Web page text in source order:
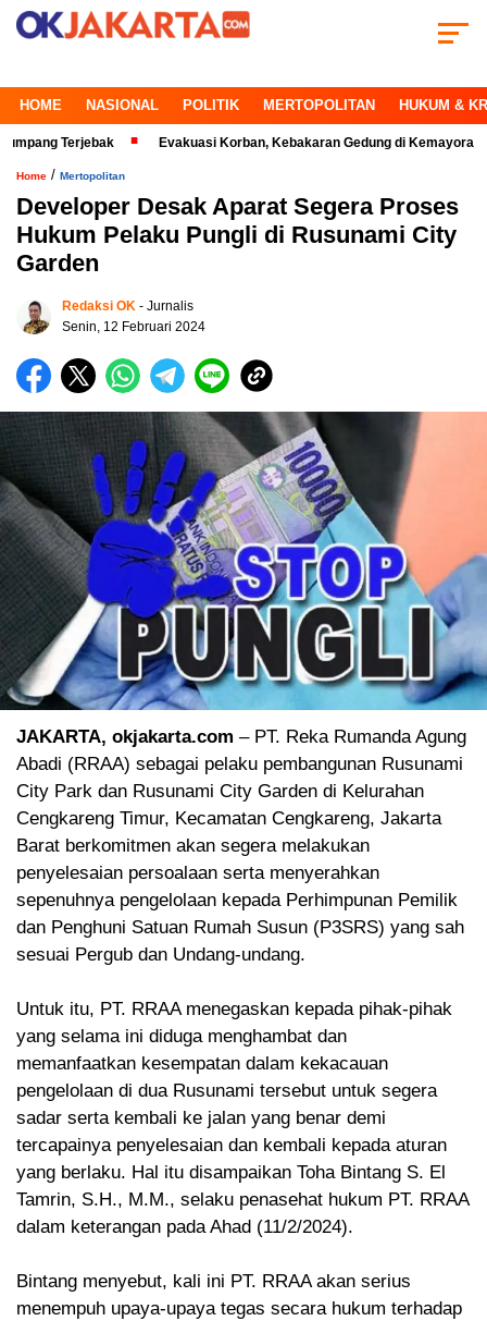
HOME NASIONAL POLITIK MERTOPOLITAN HUKUM &
Evakuasi Korban, Kebakaran Gedung di Kemayoran Makin
Home / Mertopolitan
Developer Desak Aparat Segera Proses
Hukum Pelaku Pungli di Rusunami City
Garden
Redaksi OK - Jurnalis
Senin, 12 Februari 2024
JAKARTA, okjakarta.com – PT. Reka Rumanda Agung
Abadi (RRAA) sebagai pelaku pembangunan Rusunami
City Park dan Rusunami City Garden di Kelurahan
Cengkareng Timur, Kecamatan Cengkareng, Jakarta
Barat berkomitmen akan segera melakukan
penyelesaian persoalaan serta menyerahkan
sepenuhnya pengelolaan kepada Perhimpunan Pemilik
dan Penghuni Satuan Rumah Susun (P3SRS) yang sah
sesuai Pergub dan Undang-undang.
Untuk itu, PT. RRAA menegaskan kepada pihak-pihak
yang selama ini diduga menghambat dan
memanfaatkan kesempatan dalam kekacauan
pengelolaan di dua Rusunami tersebut untuk segera
sadar serta kembali ke jalan yang benar demi
tercapainya penyelesaian dan kembali kepada aturan
yang berlaku. Hal itu disampaikan Toha Bintang S. El
Tamrin, S.H., M.M., selaku penasehat hukum PT. RRAA
dalam keterangan pada Ahad (11/2/2024).
Bintang menyebut, kali ini PT. RRAA akan serius
menempuh upaya-upaya tegas secara hukum terhadap